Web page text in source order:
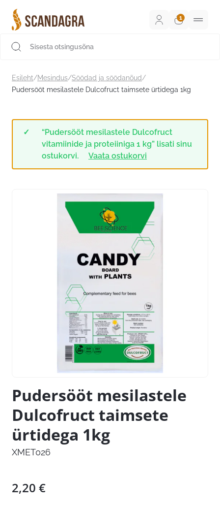
sisu
juurde
Esileht/Mesindus/Söödad ja söödanõud/
Pudersööt mesilastele Dulcofruct taimsete ürtidega 1kg
“Pudersööt mesilastele Dulcofruct
vitamiinide ja proteiiniga 1 kg” lisati sinu
ostukorvi.
Vaata ostukorvi
Pudersööt mesilastele
Dulcofruct taimsete
ürtidega 1kg
XMET026
2,20 €